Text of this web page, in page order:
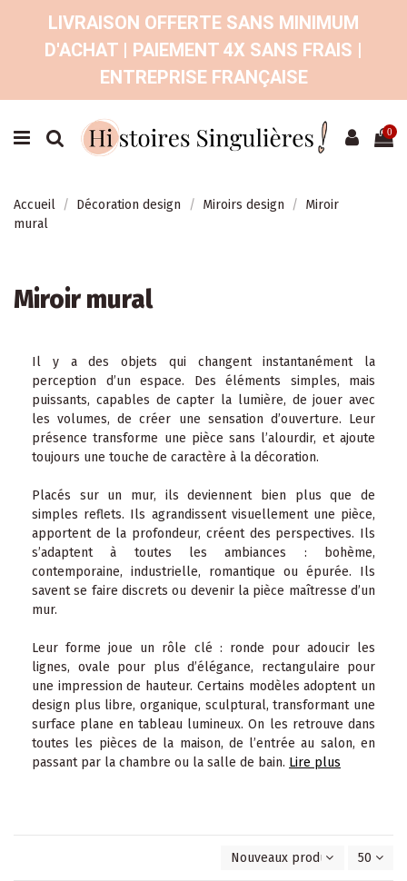
LIVRAISON OFFERTE SANS MINIMUM
D'ACHAT | PAIEMENT 4X SANS FRAIS |
ENTREPRISE FRANÇAISE
0
Accueil Décoration design Miroirs design
Miroir
mural
Miroir mural
Il y a des objets qui changent instantanément la
perception d’un espace. Des éléments simples, mais
puissants, capables de capter la lumière, de jouer avec
les volumes, de créer une sensation d’ouverture. Leur
présence transforme une pièce sans l’alourdir, et ajoute
toujours une touche de caractère à la décoration.
Placés sur un mur, ils deviennent bien plus que de
simples reflets. Ils agrandissent visuellement une pièce,
apportent de la profondeur, créent des perspectives. Ils
s’adaptent à toutes les ambiances : bohème,
contemporaine, industrielle, romantique ou épurée. Ils
savent se faire discrets ou devenir la pièce maîtresse d’un
mur.
Leur forme joue un rôle clé : ronde pour adoucir les
lignes, ovale pour plus d’élégance, rectangulaire pour
une impression de hauteur. Certains modèles adoptent un
design plus libre, organique, sculptural, transformant une
surface plane en tableau lumineux. On les retrouve dans
toutes les pièces de la maison, de l’entrée au salon, en
passant par la chambre ou la salle de bain. Lire plus
Nouveaux produits en50